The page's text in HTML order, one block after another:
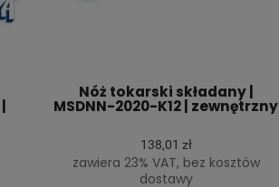
Nóż tokarski składany |
MSDNN-2020-K12 | zewnętrzny
138,01 zł
zawiera 23% VAT, bez kosztów
dostawy